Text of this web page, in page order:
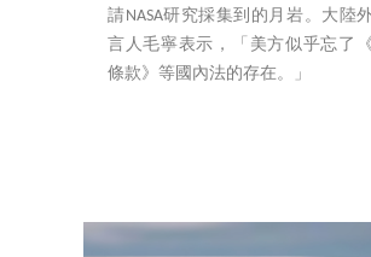
請NASA研究採集到的月岩。大陸
言人毛寧表示，「美方似乎忘了
條款》等國內法的存在。」